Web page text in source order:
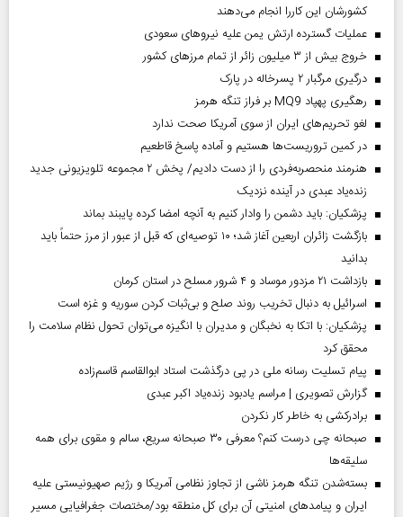
کشورشان این کاررا انجام می‌دهند
عملیات گسترده ارتش یمن علیه نیروهای سعودی
خروج بیش از ۳ میلیون زائر از تمام مرز‌های کشور
درگیری مرگبار ۲ پسرخاله در پارک
رهگیری پهپاد MQ9 بر فراز تنگه هرمز
لغو تحریم‌های ایران از سوی آمریکا صحت ندارد
در کمین تروریست‌ها هستیم و آماده پاسخ قاطعیم
هنرمند منحصر‌به‌فردی را از دست دادیم/ پخش ۲ مجموعه تلویزیونی جدید
زنده‌یاد عبدی در آینده نزدیک
پزشکیان: باید دشمن را وادار کنیم به آنچه امضا کرده پایبند بماند
بازگشت زائران اربعین آغاز شد؛ ۱۰ توصیه‌ای که قبل از عبور از مرز حتماً باید
بدانید
بازداشت ۲۱ مزدور موساد و ۴ شرور مسلح در استان کرمان
اسرائیل به دنبال تخریب روند صلح و بی‌ثبات کردن سوریه و غزه است
پزشکیان: با اتکا به نخبگان و مدیران با انگیزه می‌توان تحول نظام سلامت را
محقق کرد
پیام تسلیت رسانه ملی در پی درگذشت استاد ابوالقاسم قاسم‌زاده
گزارش تصویری | مراسم یادبود زنده‌یاد اکبر عبدی
برادرکشی به خاطر کار نکردن
صبحانه چی درست کنم؟ معرفی ۳۰ صبحانه سریع، سالم و مقوی برای همه
سلیقه‌ها
بسته‌شدن تنگه هرمز ناشی از تجاوز نظامی آمریکا و رژیم صهیونیستی علیه
ایران و پیامد‌های امنیتی آن برای کل منطقه بود/مختصات جغرافیایی مسیر